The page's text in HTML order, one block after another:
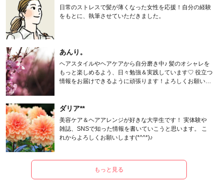
日常のストレスで髪が薄くなった女性を応援！自分の経験
をもとに、執筆させていただきました。
あんり。
ヘアスタイルやヘアケアから自分磨き中♪ 髪のオシャレを
もっと楽しめるよう、日々勉強＆実践しています♡ 役立つ
情報をお届けできるように頑張ります！よろしくお願いし
ダリア**
美容ケア＆ヘアアレンジが好きな大学生です！ 実体験や
雑誌、SNSで知った情報を書いていこうと思います。 こ
れからよろしくお願いします(*^^*)♪
もっと見る